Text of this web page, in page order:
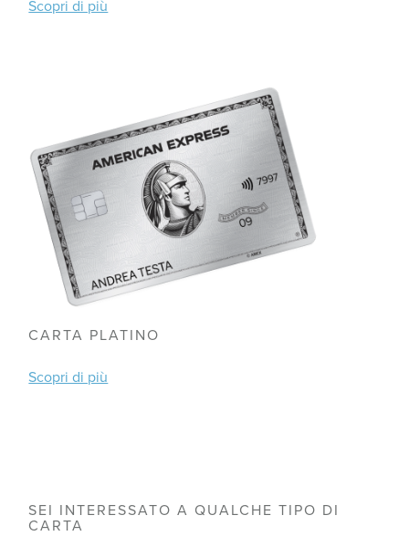
Scopri di più
CARTA PLATINO
Scopri di più
SEI INTERESSATO A QUALCHE TIPO DI
CARTA